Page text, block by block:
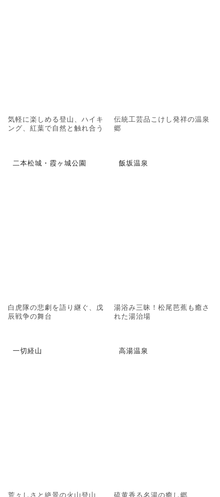
気軽に楽しめる登山、ハイキ
ング、紅葉で自然と触れ合う
伝統工芸品こけし発祥の温泉
郷
二本松城・霞ヶ城公園
白虎隊の悲劇を語り継ぐ、戊
辰戦争の舞台
飯坂温泉
湯浴み三昧！松尾芭蕉も癒さ
れた湯治場
一切経山
荒々しさと絶景の火山登山
高湯温泉
硫黄香る名湯の癒し郷